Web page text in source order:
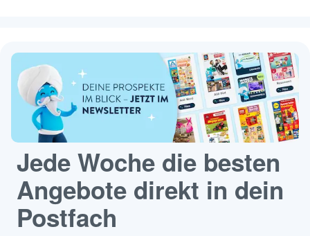
Jede Woche die besten
Angebote direkt in dein
Postfach